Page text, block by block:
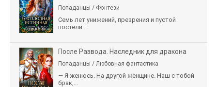
Попаданцы / Фэнтези
Семь лет унижений, презрения и пустой
постели....
После Развода. Наследник для дракона
Попаданцы / Любовная фантастика
— Я женюсь. На другой женщине. Наш с тобой
брак,...